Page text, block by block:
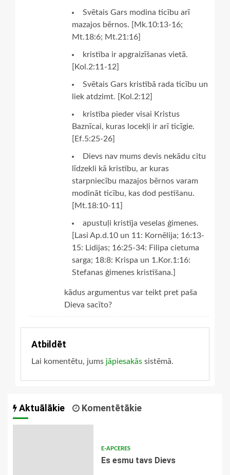
Svētais Gars modina ticību arī
mazajos bērnos. [Mk.10:13-16;
Mt.18:6; Mt.21:16]
kristība ir apgraizīšanas vietā.
[Kol.2:11-12]
Svētais Gars kristībā rada ticību un
liek atdzimt. [Kol.2:12]
kristība pieder visai Kristus
Baznīcai, kuras locekļi ir arī ticīgie.
[Ef.5:25-26]
Dievs nav mums devis nekādu citu
līdzekli kā kristību, ar kuras
starpniecību mazajos bērnos varam
modināt ticību, kas dod pestīšanu.
[Mt.18:10-11]
apustuļi kristīja veselas ģimenes.
[Lasi Ap.d.10 un 11: Kornēlija; 16:13-
15: Lidijas; 16:25-34: Filipa cietuma
sarga; 18:8: Krispa un 1.Kor.1:16:
Stefanas ģimenes kristīšana.]
kādus argumentus var teikt pret paša
Dieva sacīto?
Atbildēt
Lai komentētu, jums jāpiesakās sistēmā.
Aktuālākie Komentētākie
E-APCERES
Es esmu tavs Dievs